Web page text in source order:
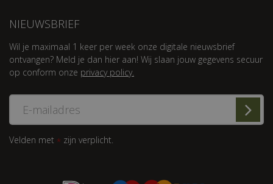
NIEUWSBRIEF
Wil je maximaal 1 keer per week onze digitale nieuwsbrief
ontvangen? Meld je dan hier aan! Wij slaan jouw gegevens secuur
op conform onze privacy policy.
Velden met * zijn verplicht.